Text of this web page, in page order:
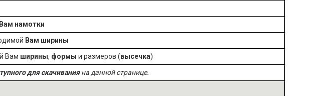
Вам намотки
Вам ширины
Вам ширины, формы и размеров (высечка)
для скачиванияна данной странице.